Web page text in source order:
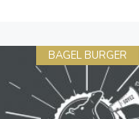
BAGEL BURGER